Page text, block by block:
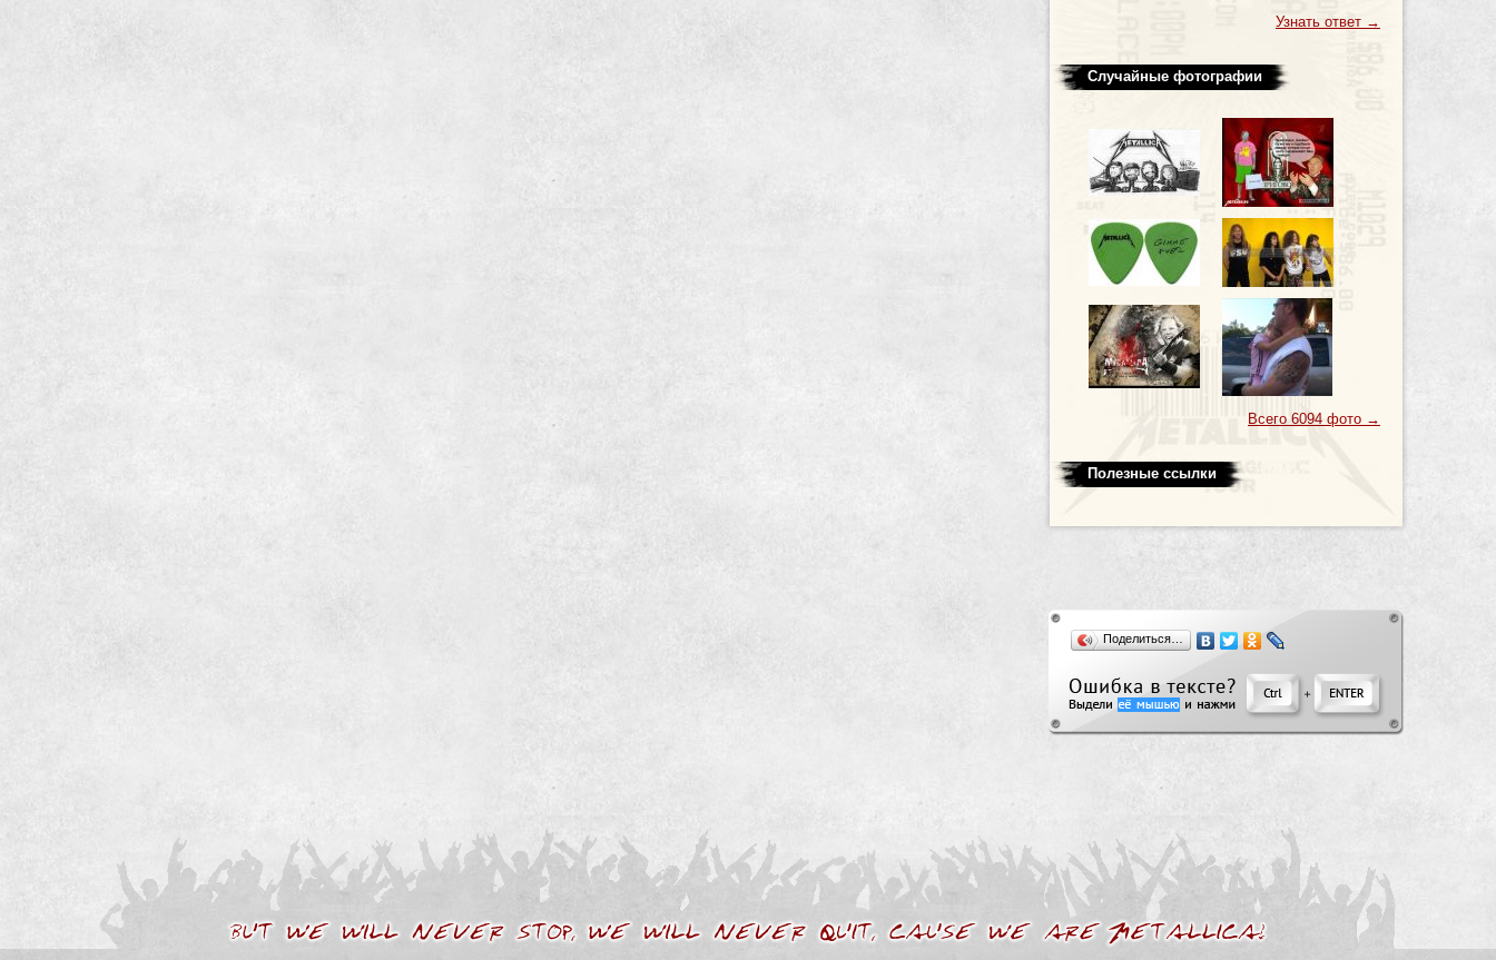
Узнать ответ →
Случайные фотографии
Всего 6094 фото →
Полезные ссылки
Поделиться…